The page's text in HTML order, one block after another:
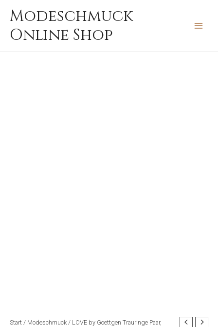
Inhalt
springen
Modeschmuck
Online Shop
Start / Modeschmuck / LOVE by Goettgen Trauringe Paar,